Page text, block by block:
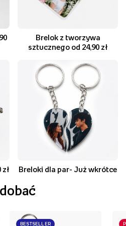
Brelok z tworzywa
sztucznego od 24,90 zł
Breloki dla par- Już wkrótce
BESTSELLER